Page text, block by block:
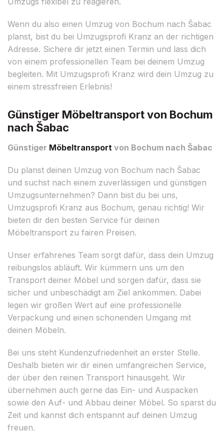
Wenn du also einen Umzug von Bochum nach Šabac
planst, bist du bei Umzugsprofi Kranz an der richtigen
Adresse. Sichere dir jetzt einen Termin und lass dich
von einem professionellen Team bei deinem Umzug
begleiten. Mit Umzugsprofi Kranz wird dein Umzug zu
einem stressfreien Erlebnis!
Günstiger Möbeltransport von Bochum
nach Šabac
Günstiger Möbeltransport von Bochum nach Šabac
Du planst deinen Umzug von Bochum nach Šabac
und suchst nach einem zuverlässigen und günstigen
Umzugsunternehmen? Dann bist du bei uns,
Umzugsprofi Kranz aus Bochum, genau richtig! Wir
bieten dir den besten Service für deinen
Möbeltransport zu fairen Preisen.
Unser erfahrenes Team sorgt dafür, dass dein Umzug
reibungslos abläuft. Wir kümmern uns um den
Transport deiner Möbel und sorgen dafür, dass sie
sicher und unbeschädigt am Ziel ankommen. Dabei
legen wir großen Wert auf eine professionelle
Verpackung und einen schonenden Umgang mit
deinen Möbeln.
Bei uns steht Kundenzufriedenheit an erster Stelle.
Deshalb bieten wir dir einen umfangreichen Service,
der über den reinen Transport hinausgeht. Wir
übernehmen auch gerne das Ein- und Auspacken
sowie den Auf- und Abbau deiner Möbel. So sparst du
Zeit und kannst dich entspannt auf deinen Umzug
freuen.